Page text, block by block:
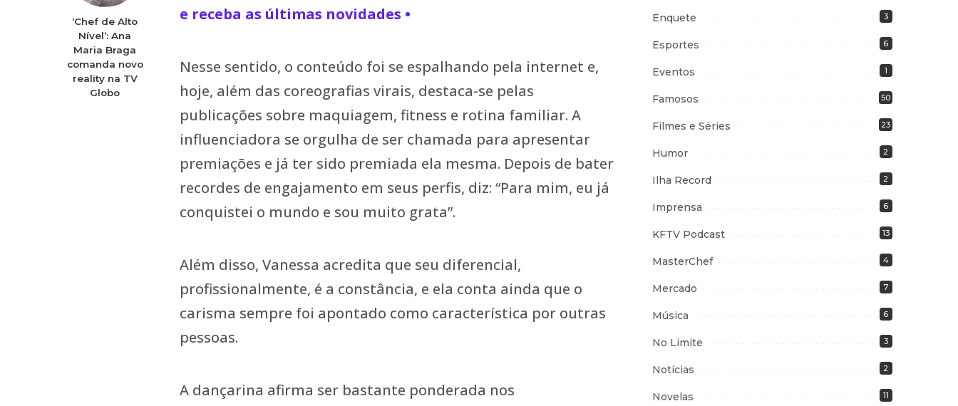
‘Chef de Alto
Nível’: Ana
Maria Braga
comanda novo
reality na TV
Globo
e receba as últimas novidades •
Nesse sentido, o conteúdo foi se espalhando pela internet e,
hoje, além das coreografias virais, destaca-se pelas
publicações sobre maquiagem, fitness e rotina familiar. A
influenciadora se orgulha de ser chamada para apresentar
premiações e já ter sido premiada ela mesma. Depois de bater
recordes de engajamento em seus perfis, diz: “Para mim, eu já
conquistei o mundo e sou muito grata”.
Além disso, Vanessa acredita que seu diferencial,
profissionalmente, é a constância, e ela conta ainda que o
carisma sempre foi apontado como característica por outras
pessoas.
A dançarina afirma ser bastante ponderada nos
Enquete 3
Esportes 6
Eventos 1
Famosos 50
Filmes e Séries 23
Humor 2
Ilha Record 2
Imprensa 6
KFTV Podcast 13
MasterChef 4
Mercado 7
Música 6
No Limite 3
Notícias 2
Novelas 11